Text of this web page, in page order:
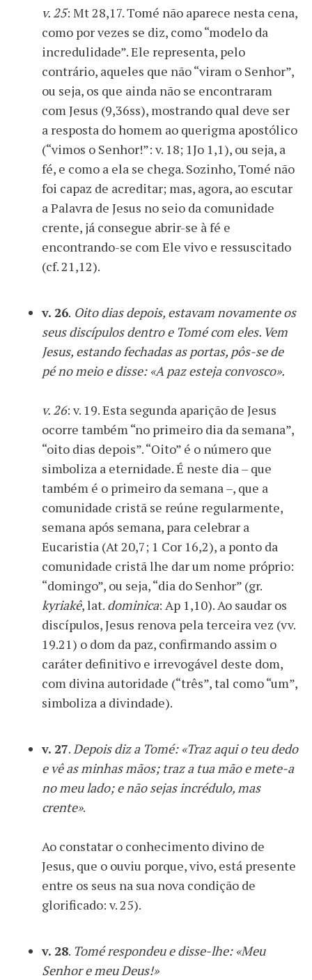
v. 25: Mt 28,17. Tomé não aparece nesta cena,
como por vezes se diz, como “modelo da
incredulidade”. Ele representa, pelo
contrário, aqueles que não “viram o Senhor”,
ou seja, os que ainda não se encontraram
com Jesus (9,36ss), mostrando qual deve ser
a resposta do homem ao querigma apostólico
(“vimos o Senhor!”: v. 18; 1Jo 1,1), ou seja, a
fé, e como a ela se chega. Sozinho, Tomé não
foi capaz de acreditar; mas, agora, ao escutar
a Palavra de Jesus no seio da comunidade
crente, já consegue abrir-se à fé e
encontrando-se com Ele vivo e ressuscitado
(cf. 21,12).
v. 26. Oito dias depois, estavam novamente os
seus discípulos dentro e Tomé com eles. Vem
Jesus, estando fechadas as portas, pôs-se de
pé no meio e disse: «A paz esteja convosco».
v. 26: v. 19. Esta segunda aparição de Jesus
ocorre também “no primeiro dia da semana”,
“oito dias depois”. “Oito” é o número que
simboliza a eternidade. É neste dia – que
também é o primeiro da semana –, que a
comunidade cristã se reúne regularmente,
semana após semana, para celebrar a
Eucaristia (At 20,7; 1 Cor 16,2), a ponto da
comunidade cristã lhe dar um nome próprio:
“domingo”, ou seja, “dia do Senhor” (gr.
kyriakê, lat. dominica: Ap 1,10). Ao saudar os
discípulos, Jesus renova pela terceira vez (vv.
19.21) o dom da paz, confirmando assim o
caráter definitivo e irrevogável deste dom,
com divina autoridade (“três”, tal como “um”,
simboliza a divindade).
v. 27.Depois diz a Tomé: «Traz aqui o teu dedo
e vê as minhas mãos; traz a tua mão e mete-a
no meu lado; e não sejas incrédulo, mas
crente».
Ao constatar o conhecimento divino de
Jesus, que o ouviu porque, vivo, está presente
entre os seus na sua nova condição de
glorificado: v. 25).
v. 28. Tomé respondeu e disse-lhe: «Meu
Senhor e meu Deus!»